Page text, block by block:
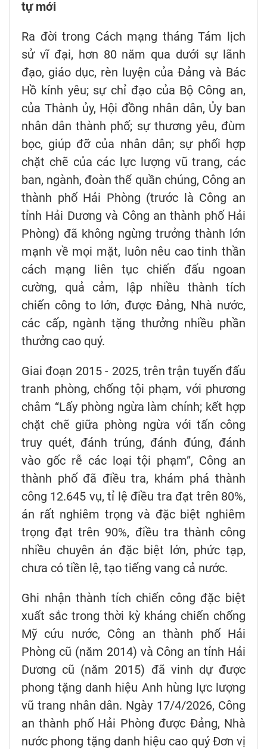
tự mới
Ra đời trong Cách mạng tháng Tám lịch
sử vĩ đại, hơn 80 năm qua dưới sự lãnh
đạo, giáo dục, rèn luyện của Đảng và Bác
Hồ kính yêu; sự chỉ đạo của Bộ Công an,
của Thành ủy, Hội đồng nhân dân, Ủy ban
nhân dân thành phố; sự thương yêu, đùm
bọc, giúp đỡ của nhân dân; sự phối hợp
chặt chẽ của các lực lượng vũ trang, các
ban, ngành, đoàn thể quần chúng, Công an
thành phố Hải Phòng (trước là Công an
tỉnh Hải Dương và Công an thành phố Hải
Phòng) đã không ngừng trưởng thành lớn
mạnh về mọi mặt, luôn nêu cao tinh thần
cách mạng liên tục chiến đấu ngoan
cường, quả cảm, lập nhiều thành tích
chiến công to lớn, được Đảng, Nhà nước,
các cấp, ngành tặng thưởng nhiều phần
thưởng cao quý.
Giai đoạn 2015 - 2025, trên trận tuyến đấu
tranh phòng, chống tội phạm, với phương
châm “Lấy phòng ngừa làm chính; kết hợp
chặt chẽ giữa phòng ngừa với tấn công
truy quét, đánh trúng, đánh đúng, đánh
vào gốc rễ các loại tội phạm”, Công an
thành phố đã điều tra, khám phá thành
công 12.645 vụ, tỉ lệ điều tra đạt trên 80%,
án rất nghiêm trọng và đặc biệt nghiêm
trọng đạt trên 90%, điều tra thành công
nhiều chuyên án đặc biệt lớn, phức tạp,
chưa có tiền lệ, tạo tiếng vang cả nước.
Ghi nhận thành tích chiến công đặc biệt
xuất sắc trong thời kỳ kháng chiến chống
Mỹ cứu nước, Công an thành phố Hải
Phòng cũ (năm 2014) và Công an tỉnh Hải
Dương cũ (năm 2015) đã vinh dự được
phong tặng danh hiệu Anh hùng lực lượng
vũ trang nhân dân. Ngày 17/4/2026, Công
an thành phố Hải Phòng được Đảng, Nhà
nước phong tặng danh hiệu cao quý Đơn vị